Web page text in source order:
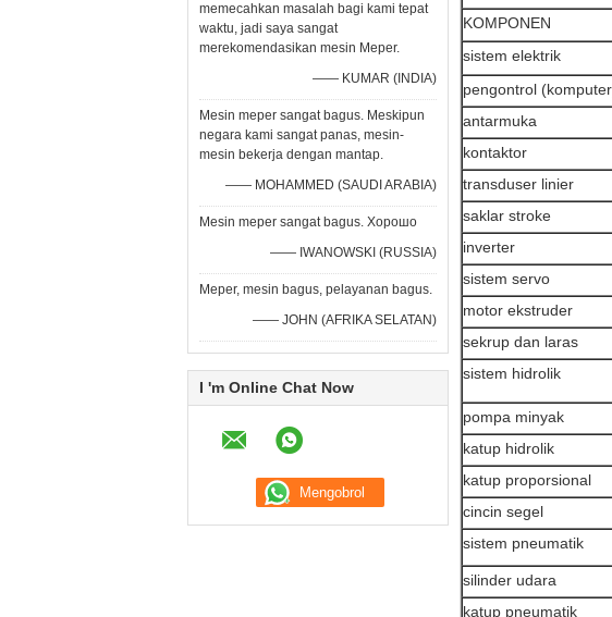
memecahkan masalah bagi kami tepat
waktu, jadi saya sangat
merekomendasikan mesin Meper.
—— KUMAR (INDIA)
Mesin meper sangat bagus. Meskipun
negara kami sangat panas, mesin-
mesin bekerja dengan mantap.
—— MOHAMMED (SAUDI ARABIA)
Mesin meper sangat bagus. Хорошо
—— IWANOWSKI (RUSSIA)
Meper, mesin bagus, pelayanan bagus.
—— JOHN (AFRIKA SELATAN)
I 'm Online Chat Now
KOMPONEN
sistem elektrik
pengontrol
antarmuka
kontaktor
transduser linier
saklar stroke
inverter
sistem servo
motor ekstruder
sekrup dan laras
sistem hidrolik
pompa minyak
katup hidrolik
katup proporsional
cincin segel
sistem pneumatik
silinder udara
katup pneumatik